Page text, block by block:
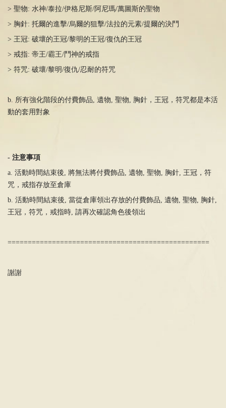
> 聖物: 水神/泰拉/伊格尼斯/阿尼瑪/萬圖斯的聖物
> 胸針: 托爾的進擊/烏爾的狙擊/法拉的元素/提爾的決鬥
> 王冠: 破壞的王冠/黎明的王冠/復仇的王冠
> 戒指: 帝王/霸王/鬥神的戒指
> 符咒: 破壞/黎明/復仇/忍耐的符咒
b. 所有強化階段的付費飾品, 遺物 聖物
胸針，王冠，符咒都是本活
動的套用對象
- 注意事項
a. 活動時間結束後
將無法將付費飾品 遺物 聖物 胸針, 王冠，符
咒，戒指存放至倉庫
b. 活動時間結束後 當從倉庫領出存放的付費飾品 遺物 聖物 胸針,
王冠，符咒，戒指時, 請再次確認角色後領出
==================================================
謝謝